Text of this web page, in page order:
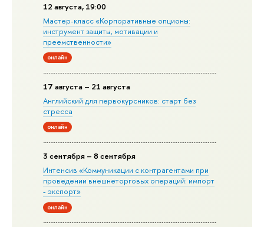
12 августа, 19:00
Мастер-класс «Корпоративные опционы:
инструмент защиты, мотивации и
преемственности»
онлайн
17 августа – 21 августа
Английский для первокурсников: старт без
стресса
онлайн
3 сентября – 8 сентября
Интенсив «Коммуникации с контрагентами при
проведении внешнеторговых операций: импорт
- экспорт»
онлайн